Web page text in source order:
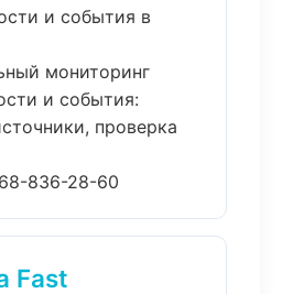
и события в
мониторинг
и события:
проверка
836-28-60
Fast